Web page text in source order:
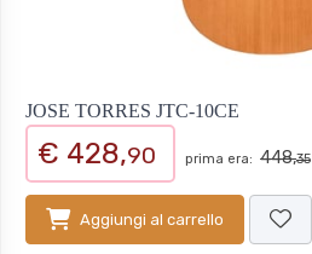
JOSE TORRES JTC-10CE
€ 428,90 prima era: 448,35
Aggiungi al carrello